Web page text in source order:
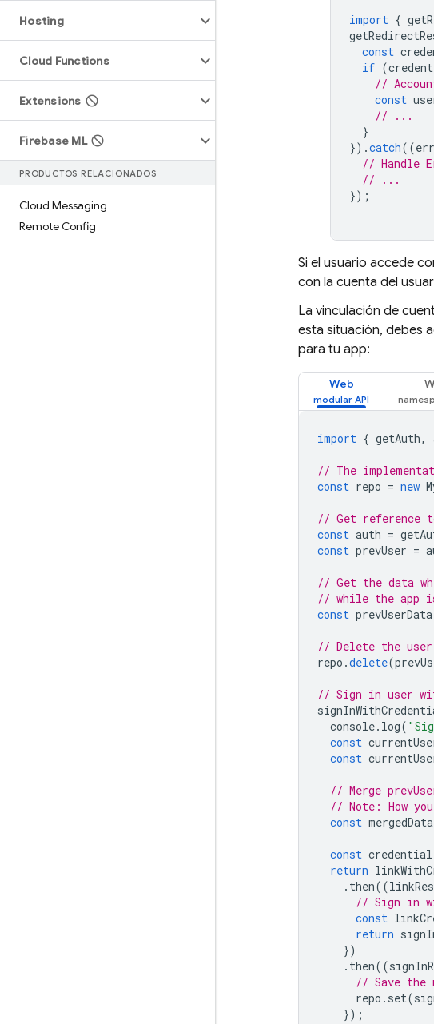
Hosting
Cloud Functions
Extensions
Firebase ML
PRODUCTOS RELACIONADOS
Cloud Messaging
Remote Config
import {
const
if (
//
const
// ...
}
}).catch((
// Handle
// ...
});
Si el usuario accede
con la cuenta del
La vinculación de
esta situación, debes
para tu app:
Web
import { getAuth,
// The
const repo = new
// Get reference
const auth =
const prevUser =
// Get the data
// while the app
const prevUserData
// Delete the
repo .delete(
// Sign in user
console. log(
const
const
// Merge
// Note: How
const mergedData
const credential
return
. then((
// Sign in
const
return
})
. then((
// Save the
repo . set(
});